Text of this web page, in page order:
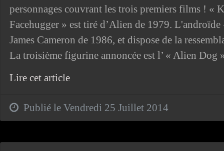
personnages couvrant les trois premiers films ! «
Facehugger » est tiré d’Alien de 1979.
James Cameron de 1986, et dispose de la
La troisième figurine annoncée est l’ « Alien Dog
Lire cet article
Publié le Vendredi 25 Juillet 2014